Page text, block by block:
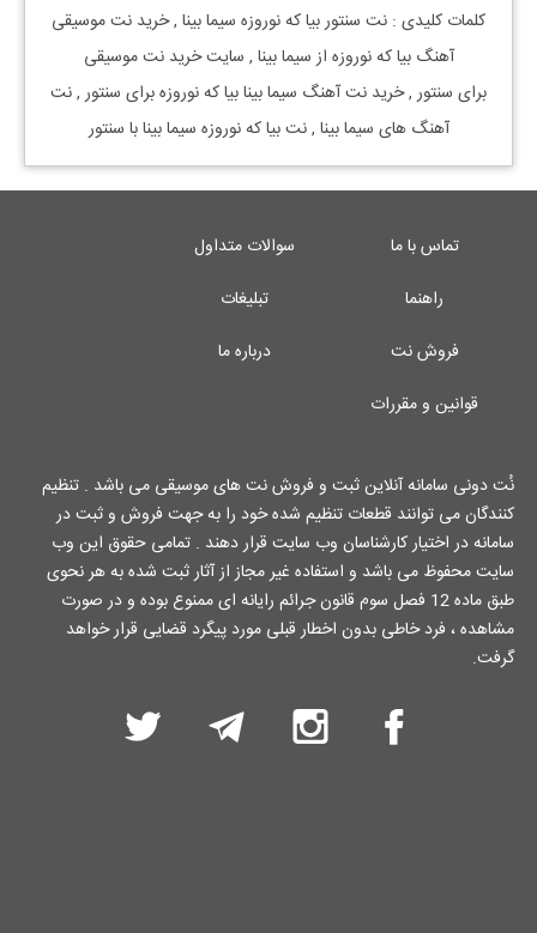
کلمات کلیدی : نت سنتور بیا که نوروزه سیما بینا , خرید نت موسیقی
آهنگ بیا که نوروزه از سیما بینا , سایت خرید نت موسیقی
برای سنتور , خرید نت آهنگ سیما بینا بیا که نوروزه برای سنتور , نت
آهنگ های سیما بینا , نت بیا که نوروزه سیما بینا با سنتور
تماس با ما
سوالات متداول
راهنما
تبلیغات
فروش نت
درباره ما
قوانین و مقررات
نُت دونی سامانه آنلاین ثبت و فروش نت های موسیقی می باشد . تنظیم
کنندگان می توانند قطعات تنظیم شده خود را به جهت فروش و ثبت در
سامانه در اختیار کارشناسان وب سایت قرار دهند . تمامی حقوق این وب
سایت محفوظ می باشد و استفاده غیر مجاز از آثار ثبت شده به هر نحوی
طبق ماده 12 فصل سوم قانون جرائم رایانه ای ممنوع بوده و در صورت
مشاهده ، فرد خاطی بدون اخطار قبلی مورد پیگرد قضایی قرار خواهد
گرفت.